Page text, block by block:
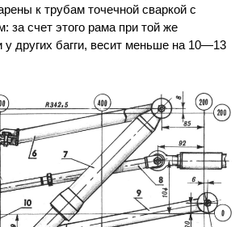
к трубам точечной сваркой с
за счет этого рама при той же
у других багги, весит меньше на 10—13